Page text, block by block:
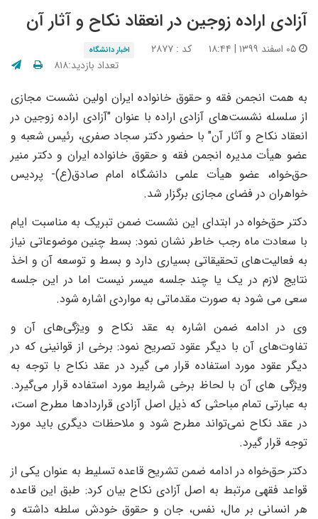
آزادی اراده زوجین در انعقاد نکاح و آثار آن
کد : ۲۸۷۷ اخبار دانشگاه
تعداد بازدید:۸۱۸
به همت انجمن فقه و حقوق خانواده ایران اولین نشست مجازی
از سلسله نشست‌های آزادی اراده با عنوان "آزادی اراده زوجین در
انعقاد نکاح و آثار آن" با حضور دکتر سجاد صفری، رئیس شعبه و
عضو هیأت مدیره انجمن فقه و حقوق خانواده ایران و دکتر منیر
حق‌خواه، عضو هیأت علمی دانشگاه امام صادق(ع)- پردیس
خواهران در فضای مجازی برگزار شد.
دکتر حق‌خواه در ابتدای این نشست ضمن تبریک به مناسبت ایام
با سعادت ماه رجب خاطر نشان نمود: بسط چنین موضوعاتی نیاز
به فعالیت‌های تحقیقاتی بسیاری دارد و بسط و توسعه آن و اخذ
نتایج لازم در یک یا چند جلسه میسر نیست اما در این جلسه
سعی می شود به صورت مقدماتی به مواردی اشاره شود.
وی در ادامه ضمن اشاره به عقد نکاح و ویژگی‌های آن و
تفاوت‌های آن با دیگر عقود تصریح نمود: برخی از قوانینی که در
دیگر عقود مورد استفاده قرار می گیرد در عقد نکاح با توجه به
ویژگی های آن با لحاظ برخی شرایط مورد استفاده قرار می‌گیرد.
به عبارتی تمام مباحثی که ذیل اصل آزادی قراردادها مطرح است،
در عقد نکاح نمی‌تواند مطرح شود و ملاحظات دیگری باید مورد
توجه قرار گیرد.
دکتر حق‌خواه در ادامه ضمن تشریح قاعده تسلیط به عنوان یکی از
قواعد فقهی مرتبط به اصل آزادی نکاح بیان کرد: طبق این قاعده
هر انسانی بر مال، نفس، جان و حقوق خودش سلطه داشته و